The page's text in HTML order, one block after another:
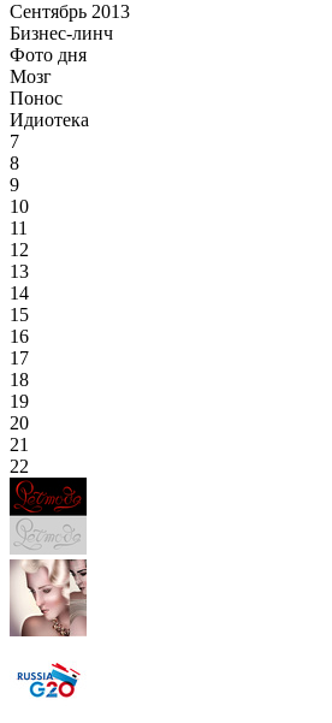
Сентябрь 2013
Бизнес-линч
Фото дня
Мозг
Понос
Идиотека
7
8
9
10
11
12
13
14
15
16
17
18
19
20
21
22